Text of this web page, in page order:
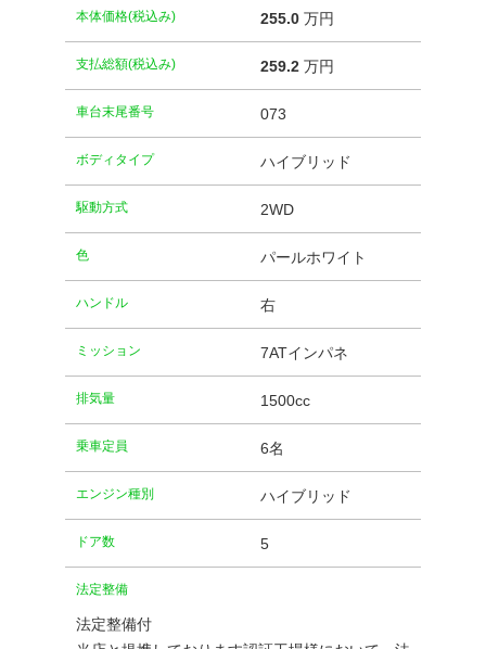
本体価格(税込み) 255.0万円
支払総額(税込み) 259.2万円
車台末尾番号 073
ボディタイプ ハイブリッド
駆動方式 2WD
⾊ パールホワイト
ハンドル 右
ミッション 7ATインパネ
排気量 1500cc
乗車定員 6名
エンジン種別 ハイブリッド
ドア数 5
法定整備
法定整備付